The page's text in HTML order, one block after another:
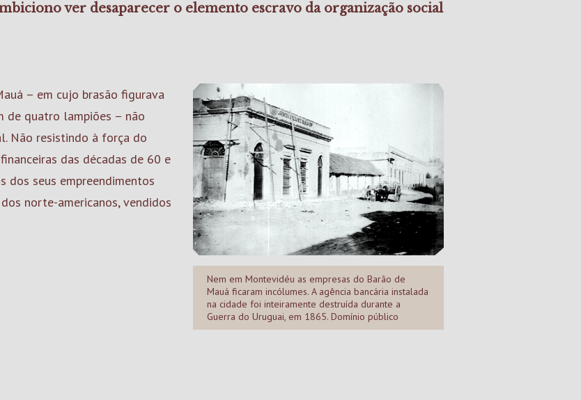
ver desaparecer o elemento escravo da organização social
Nem em Montevidéu as empresas do Barão de
Mauá ficaram incólumes. A agência bancária instalada
na cidade foi inteiramente destruída durante a
Guerra do Uruguai, em 1865. Domínio público
– em cujo brasão figurava
de quatro lampiões – não
Não resistindo à força do
das décadas de 60 e
dos seus empreendimentos
norte-americanos, vendidos